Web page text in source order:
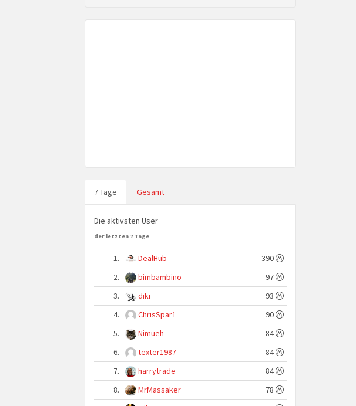
7 Tage Gesamt
Die aktivsten User
der letzten 7 Tage
1. DealHub
390
2.
bimbambino
97
3.
diki
93
4.
ChrisSpar1
90
5.
Nimueh
84
6.
texter1987
84
7.
harrytrade
84
8.
MrMassaker
78